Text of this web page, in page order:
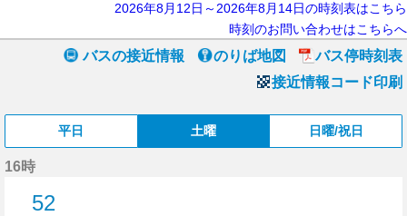
2026年8月12日～2026年8月14日の時刻表はこちら
時刻のお問い合わせはこちらへ
バスの接近情報 のりば地図
バス停時刻表
接近情報コード印刷
平日 土曜 日曜/祝日
16時
52